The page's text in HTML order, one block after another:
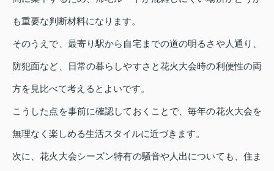
も重要な判断材料になります。
そのうえで、最寄り駅から自宅までの道の明るさや人通り、
防犯面など、日常の暮らしやすさと花火大会時の利便性の両
方を見比べて考えるとよいです。
こうした点を事前に確認しておくことで、毎年の花火大会を
無理なく楽しめる生活スタイルに近づきます。
次に、花火大会シーズン特有の騒音や人出についても、住ま